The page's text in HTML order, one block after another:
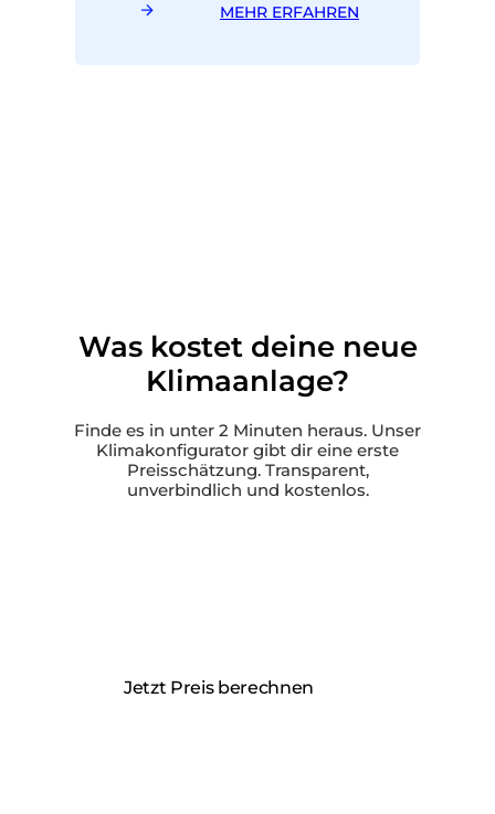
MEHR ERFAHREN
Was kostet deine neue
Klimaanlage?
Finde es in unter 2 Minuten heraus. Unser
Klimakonfigurator gibt dir eine erste
Preisschätzung. Transparent,
unverbindlich und kostenlos.
Jetzt Preis berechnen